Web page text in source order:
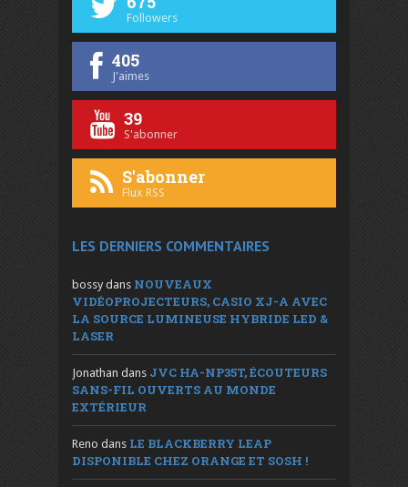
Followers
405
J'aimes
39
S'abonner
S'abonner
Flux RSS
LES DERNIERS COMMENTAIRES
bossy dans NOUVEAUX
VIDÉOPROJECTEURS, CASIO XJ-A AVEC
LA SOURCE LUMINEUSE HYBRIDE LED &
LASER
Jonathan dans JVC HA-NP35T, ÉCOUTEURS
SANS-FIL OUVERTS AU MONDE
EXTÉRIEUR
Reno dans LE BLACKBERRY LEAP
DISPONIBLE CHEZ ORANGE ET SOSH !